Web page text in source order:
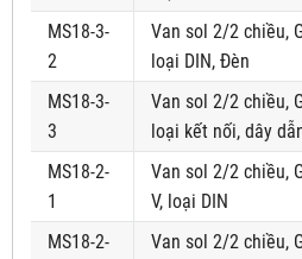
MS18-3-
2
Van sol 2/2 chiều,
loại DIN, Đèn
MS18-3-
3
Van sol 2/2 chiều,
loại kết nối, dây
MS18-2-
1
Van sol 2/2 chiều,
V, loại DIN
MS18-2-
Van sol 2/2 chiều,